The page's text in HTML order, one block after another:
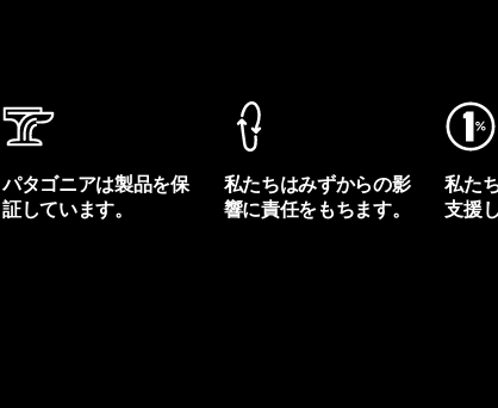
パタゴニアは製品を保
証しています。
私たちはみずからの影
響に責任をもちます。
私た
支援